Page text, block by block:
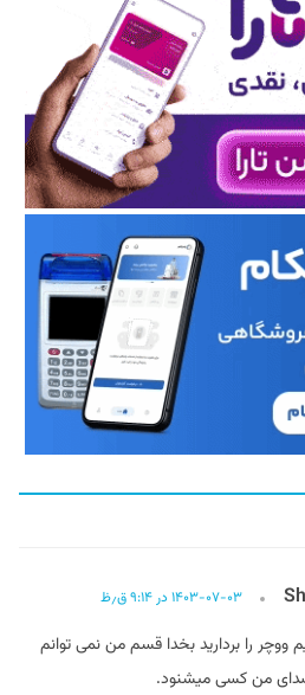
۱۴۰۳-۰۷-۰۳ در ۹:۱۴ ق٫ظ
ووچر را بردارید بخدا قسم من نمی توانم
من کسی میشنود.